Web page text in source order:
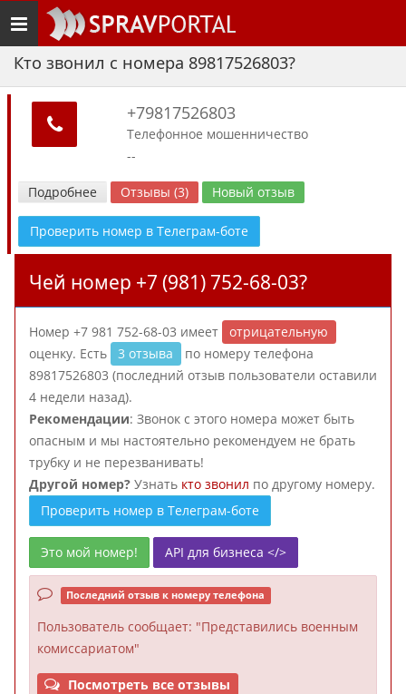
Toggle
navigation
Кто звонил с номера 89817526803?
+79817526803
Телефонное мошенничество
--
Подробнее Отзывы (3) Новый отзыв
Проверить номер в Телеграм-боте
Чей номер +7 (981) 752-68-03?
Номер +7 981 752-68-03 имеет
отрицательную
оценку. Есть
3 отзыва
по номеру телефона
89817526803 (последний отзыв пользователи оставили
4 недели назад).
Рекомендации: Звонок с этого номера может быть
опасным и мы настоятельно рекомендуем не брать
трубку и не перезванивать!
Другой номер? Узнать кто звонил по другому номеру.
Проверить номер в Телеграм-боте
Это мой номер! API для бизнеса </>
Последний отзыв к номеру телефона
Пользователь сообщает: "Представились военным
комиссариатом"
Посмотреть все отзывы